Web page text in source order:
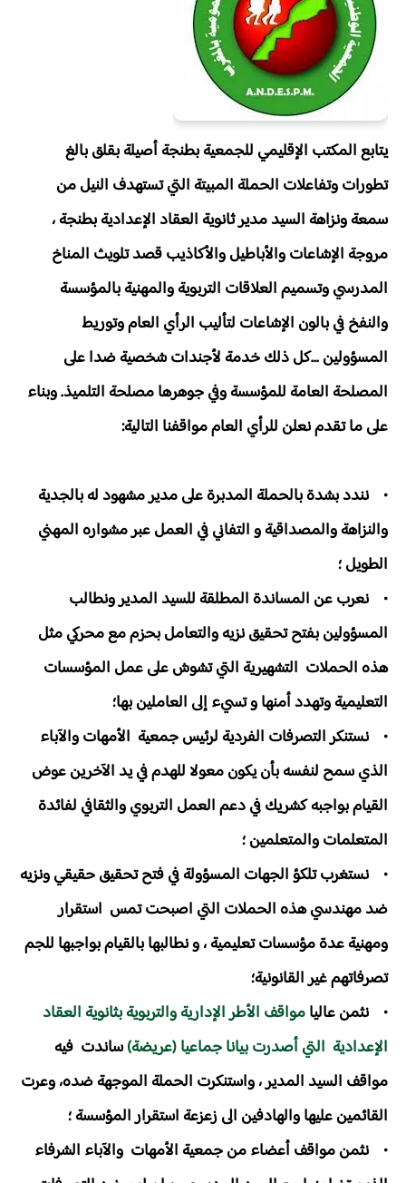
يتابع المكتب الإقليمي للجمعية بطنجة أصيلة بقلق بالغ
تطورات وتفاعلات الحملة المبيتة التي تستهدف النيل من
سمعة ونزاهة السيد مدير ثانوية العقاد الإعدادية بطنجة ،
مروجة الإشاعات والأباطيل والأكاذيب قصد تلويث المناخ
المدرسي وتسميم العلاقات التربوية والمهنية بالمؤسسة
والنفخ في بالون الإشاعات لتأليب الرأي العام وتوريط
المسؤولين ...كل ذلك خدمة لأجندات شخصية ضدا على
المصلحة العامة للمؤسسة وفي جوهرها مصلحة التلميذ. وبناء
على ما تقدم نعلن للرأي العام مواقفنا التالية:
• نندد بشدة بالحملة المدبرة على مدير مشهود له بالجدية
والنزاهة والمصداقية و التفاني في العمل عبر مشواره المهني
الطويل ؛
• نعرب عن المساندة المطلقة للسيد المدير ونطالب
المسؤولين بفتح تحقيق نزيه والتعامل بحزم مع محركي مثل
هذه الحملات التشهيرية التي تشوش على عمل المؤسسات
التعليمية وتهدد أمنها و تسيء إلى العاملين بها؛
• نستنكر التصرفات الفردية لرئيس جمعية الأمهات والآباء
الذي سمح لنفسه بأن يكون معولا للهدم في يد الآخرين عوض
القيام بواجبه كشريك في دعم العمل التربوي والثقافي لفائدة
المتعلمات والمتعلمين ؛
• نستغرب تلكؤ الجهات المسؤولة في فتح تحقيق حقيقي ونزيه
ضد مهندسي هذه الحملات التي اصبحت تمس استقرار
ومهنية عدة مؤسسات تعليمية ، و نطالبها بالقيام بواجبها للجم
تصرفاتهم غير القانونية؛
• نثمن عاليامواقف الأطر الإدارية والتربوية بثانوية العقاد
الإعدادية التي أصدرت بيانا جماعيا (عريضة)ساندت فيه
مواقف السيد المدير ، واستنكرت الحملة الموجهة ضده، وعرت
القائمين عليها والهادفين الى زعزعة استقرار المؤسسة ؛
• نثمن مواقف أعضاء من جمعية الأمهات والآباء الشرفاء